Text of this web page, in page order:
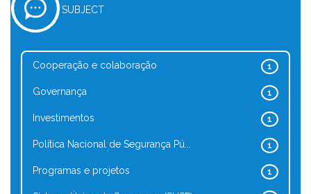
SUBJECT
1
Cooperação e colaboração
1
Governança
1
Investimentos
1
Política Nacional de Segurança Pú...
1
Programas e projetos